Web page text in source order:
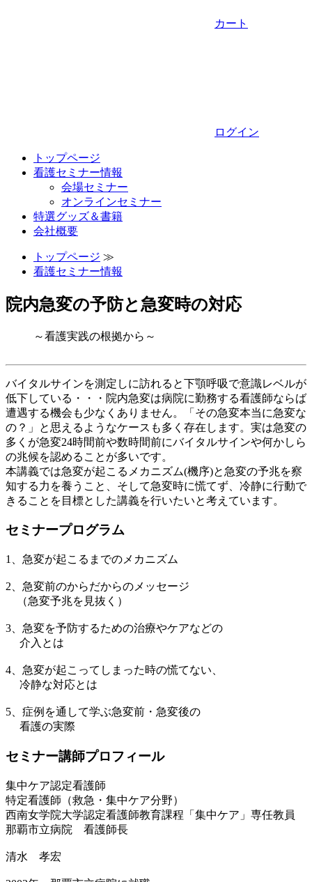
カート
ログイン
トップページ
看護セミナー情報
会場セミナー
オンラインセミナー
特選グッズ＆書籍
会社概要
トップページ ≫
看護セミナー情報
院内急変の予防と急変時の対応
～看護実践の根拠から～
バイタルサインを測定しに訪れると下顎呼吸で意識レベルが
低下している・・・院内急変は病院に勤務する看護師ならば
遭遇する機会も少なくありません。「その急変本当に急変な
の？」と思えるようなケースも多く存在します。実は急変の
多くが急変24時間前や数時間前にバイタルサインや何かしら
の兆候を認めることが多いです。
本講義では急変が起こるメカニズム(機序)と急変の予兆を察
知する力を養うこと、そして急変時に慌てず、冷静に行動で
きることを目標とした講義を行いたいと考えています。
セミナープログラム
1、急変が起こるまでのメカニズム
2、急変前のからだからのメッセージ
（急変予兆を見抜く）
3、急変を予防するための治療やケアなどの
介入とは
4、急変が起こってしまった時の慌てない、
冷静な対応とは
5、症例を通して学ぶ急変前・急変後の
看護の実際
セミナー講師プロフィール
集中ケア認定看護師
特定看護師（救急・集中ケア分野）
西南女学院大学認定看護師教育課程「集中ケア」専任教員
那覇市立病院 看護師長
清水 孝宏